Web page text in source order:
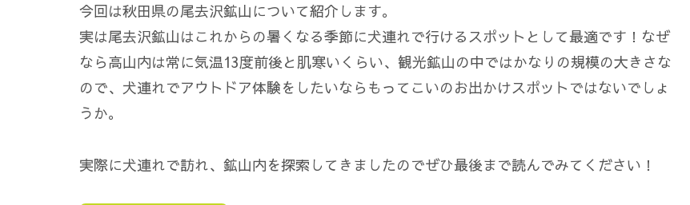
今回は秋田県の尾去沢鉱山について紹介します。
実は尾去沢鉱山はこれからの暑くなる季節に犬連れで行けるスポットとして最適です！なぜ
なら高山内は常に気温13度前後と肌寒いくらい、観光鉱山の中ではかなりの規模の大きさな
ので、犬連れでアウトドア体験をしたいならもってこいのお出かけスポットではないでしょ
うか。
実際に犬連れで訪れ、鉱山内を探索してきましたのでぜひ最後まで読んでみてください！